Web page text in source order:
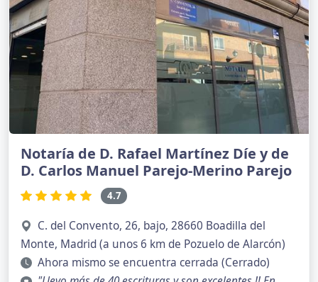
Notaría de D. Rafael Martínez Díe y de
D. Carlos Manuel Parejo-Merino Parejo
4.7
C. del Convento, 26, bajo, 28660 Boadilla del
Monte, Madrid (a unos 6 km de Pozuelo de Alarcón)
Ahora mismo se encuentra cerrada (Cerrado)